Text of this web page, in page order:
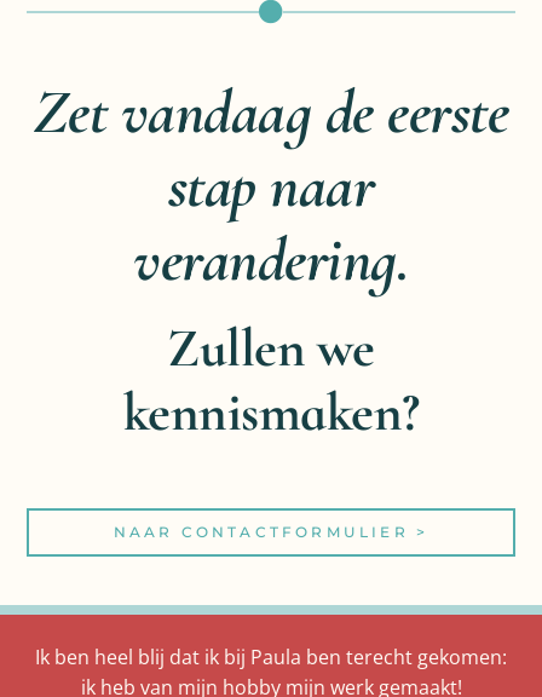
Zet vandaag de eerste
stap naar
verandering.
Zullen we
kennismaken?
NAAR CONTACTFORMULIER >
Ik ben heel blij dat ik bij Paula ben terecht gekomen:
ik heb van mijn hobby mijn werk gemaakt!